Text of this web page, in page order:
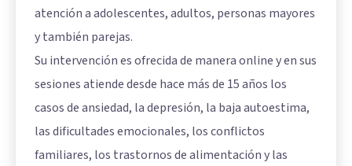
atención a adolescentes, adultos, personas mayores
y también parejas.
Su intervención es ofrecida de manera online y en sus
sesiones atiende desde hace más de 15 años los
casos de ansiedad, la depresión, la baja autoestima,
las dificultades emocionales, los conflictos
familiares, los trastornos de alimentación y las